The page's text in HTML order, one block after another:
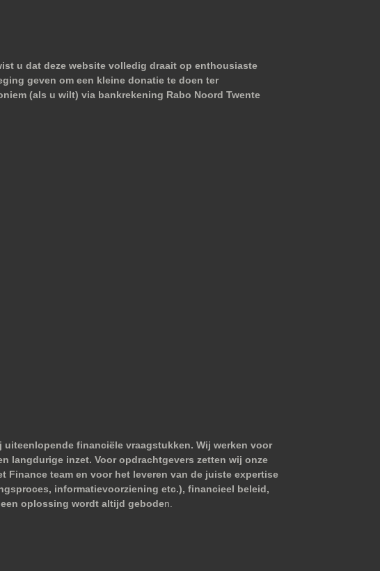
u dat deze website volledig draait op enthousiaste
geven om een kleine donatie te doen ter
(als u wilt) via bankrekening Rabo Noord Twente
financiële vraagstukken. Wij werken voor
langdurige inzet. Voor opdrachtgevers zetten wij onze
team en voor het leveren van de juiste expertise
informatievoorziening etc.), financieel beleid,
oplossing wordt altijd geboden.